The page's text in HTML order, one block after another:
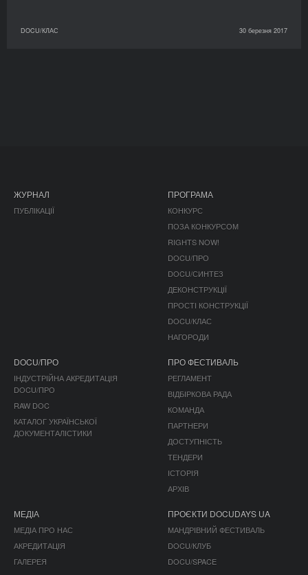
DOCU/КЛАС 30 березня 2017
ЖУРНАЛ
ПУБЛІКАЦІЇ
ПРОГРАМА
КОНКУРС
ПОЗА КОНКУРСОМ
RIGHTS NOW!
DOCU/ПРО
DOCU/СИНТЕЗ
ДЕКОНСТРУКЦІЇ
ПРОСТІ КОНСТРУКЦІЇ
DOCU/КЛАС
НАГОРОДИ
DOCU/ПРО
ІНДУСТРІЙНА АКРЕДИТАЦІЯ
DOCU/ПРО
RAW DOC
КАТАЛОГ УКРАЇНСЬКОЇ
ДОКУМЕНТАЛІСТИКИ
ПРО ФЕСТИВАЛЬ
РЕГЛАМЕНТ
ВІДБІРКОВА РАДА
КОМАНДА
ПАРТНЕРИ
ДОСТУПНІСТЬ
ТЕНДЕРИ
ІСТОРІЯ
АРХІВ
МЕДІА
МЕДІА ПРО НАС
АКРЕДИТАЦІЯ
ГАЛЕРЕЯ
ПРОЄКТИ DOCUDAYS UA
МАНДРІВНИЙ ФЕСТИВАЛЬ
DOCU/КЛУБ
DOCU/SPACE